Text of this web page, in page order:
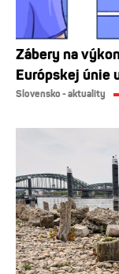
Zábery na
Európskej únie
Slovensko - aktuality